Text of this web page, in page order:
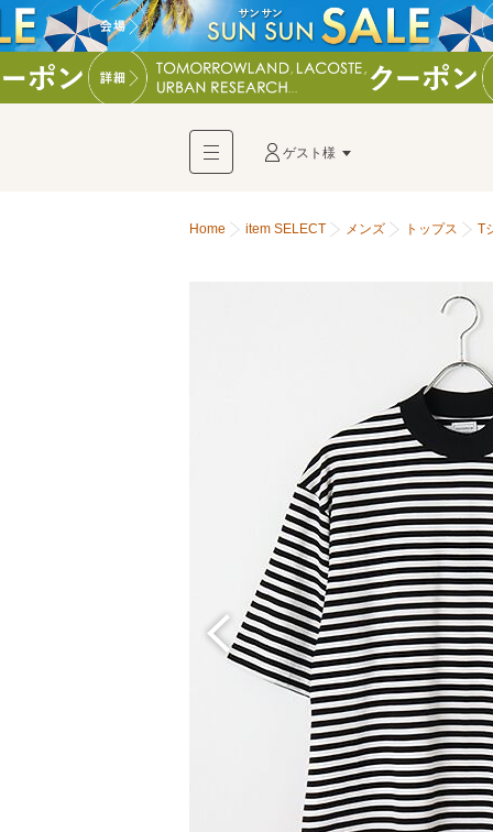
ゲスト様
Home item SELECT メンズ トップス T